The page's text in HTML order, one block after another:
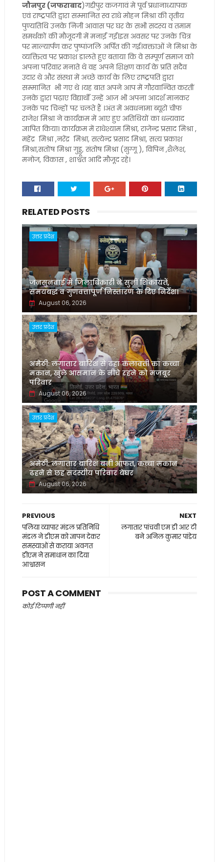
जौनपुर (जफराबाद)गद्दीपुर कजगावं मे पूर्व प्रधानाध्यापक
एवं राष्ट्रपति द्वारा सम्मानित स्व राधे मोहन मिश्रा की तृतीय
पुण्यतिथि उनके निजी आवास पर घर के सभी सदस्य व तमाम
समर्थकों की मौजूदगी में मनाईं गईं।इस अवसर पर उनके चित्र
पर माल्यार्पण कर पुष्पांजलि अर्पित की गई।वक्ताओं ने मिश्रा के
व्यक्तित्व पर प्रकाश डालते हुए बताया कि वे सम्पूर्ण समाज को
अपना परिवार मनाते थे वह अपने शिक्षण कार्य के प्रति सदैव
उदार थे और संस्था में अच्छे कार्य के लिए राष्ट्रपति द्वारा
सम्मानित भी गए थे ।यह‌ बात अपने आप में गौरवान्वित करतीं
उनके द्वारा पढ़ाए विद्यार्थी उन्हें आज भी अपना आदर्श मानकर
उनके पद चिन्हों पर चलते हैं ।अंत में अवधनामा ब्यूरो चीफ
राजेश मिश्रा ने कार्यक्रम में आए हुए अतिथियों का धन्यवाद
ज्ञापित किया। कार्यक्रम में राधेश्याम मिश्रा, राजेन्द्र प्रसाद मिश्रा ,
महेंद्र मिश्रा ,नरेंद्र मिश्रा, सत्येन्द्र प्रसाद मिश्रा, सत्य प्रकाश
मिश्रा,सतोंष मिश्रा गुड्डू, संतोष मिश्रा (सुग्गू ), विपिन ,शैलेश,
मनोज, विकास , शाश्वत आदि मौजूद रहे।
RELATED POSTS
उत्तर प्रदेश
जनसुनवाई में जिलाधिकारी ने सुनीं शिकायतें,
समयबद्ध व गुणवत्तापूर्ण निस्तारण के दिए निर्देश।
August 06, 2026
उत्तर प्रदेश
अमेठी: लगातार बारिश से ढहा कलावती का कच्चा
मकान, खुले आसमान के नीचे रहने को मजबूर
परिवार
August 06, 2026
उत्तर प्रदेश
अमेठी: लगातार बारिश बनी आफत, कच्चा मकान
ढहने से छह सदस्यीय परिवार बेघर
August 06, 2026
NEXT
लगातार पांचवी एम डी आर टी
बने अनिल कुमार पांडेय
PREVIOUS
पलिया व्यापार मंडल प्रतिनिधि
मंडल ने डीएम को ज्ञापन देकर
समस्याओं से कराया अवगत
डीएम ने समाधान का दिया
आश्वासन
POST A COMMENT
कोई टिप्पणी नहीं